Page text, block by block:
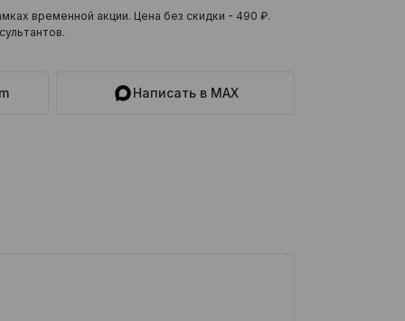
временной акции. Цена без скидки - 490 ₽.
Написать в MAX